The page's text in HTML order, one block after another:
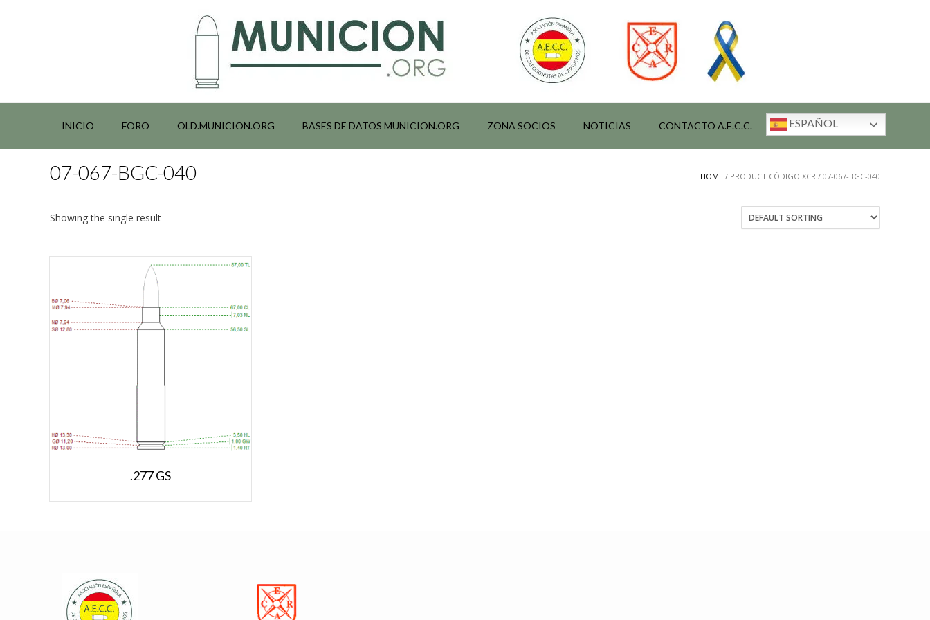
INICIO FORO OLD.MUNICION.ORG BASES DE DATOS MUNICION.ORG ZONA SOCIOS NOTICIAS CONTACTO A.E.C.C. ESPAÑOL
HOME / PRODUCT CÓDIGO XCR / 07-067-BGC-040
07-067-BGC-040
Showing the single result
.277 GS